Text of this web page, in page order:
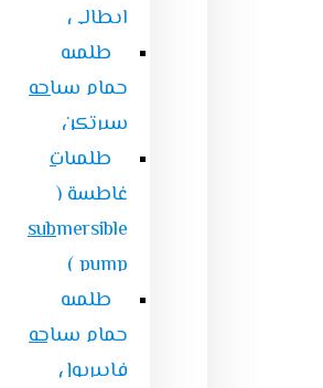
ايطالى
طلمبه
حمام سباحه
سيرتكن
طلمبات
غاطسة (
submersible
pump )
طلمبه
حمام سباحه
فايبربول